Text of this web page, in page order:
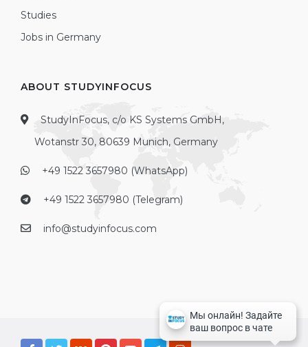
Studies
Jobs in Germany
ABOUT STUDYINFOCUS
StudyInFocus, c/o KS Systems GmbH,
Wotanstr 30, 80639 Munich, Germany
+49 1522 3657980 (WhatsApp)
+49 1522 3657980 (Telegram)
info@studyinfocus.com